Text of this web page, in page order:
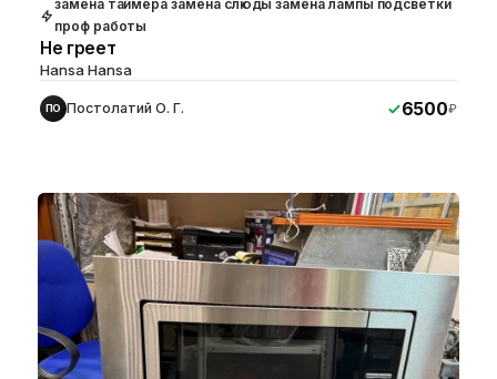
замена таймера замена слюды замена лампы подсветки
проф работы
Не греет
Hansa Hansa
ПО Постолатий О. Г. 6500₽